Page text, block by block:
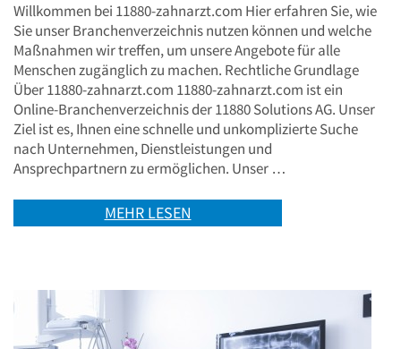
Willkommen bei 11880-zahnarzt.com Hier erfahren Sie, wie
Sie unser Branchenverzeichnis nutzen können und welche
Maßnahmen wir treffen, um unsere Angebote für alle
Menschen zugänglich zu machen. Rechtliche Grundlage
Über 11880-zahnarzt.com 11880-zahnarzt.com ist ein
Online-Branchenverzeichnis der 11880 Solutions AG. Unser
Ziel ist es, Ihnen eine schnelle und unkomplizierte Suche
nach Unternehmen, Dienstleistungen und
Ansprechpartnern zu ermöglichen. Unser …
MEHR LESEN